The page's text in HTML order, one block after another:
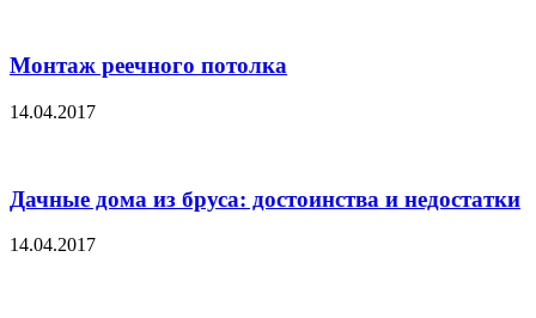
Монтаж реечного потолка
14.04.2017
Дачные дома из бруса: достоинства и недостатки
14.04.2017